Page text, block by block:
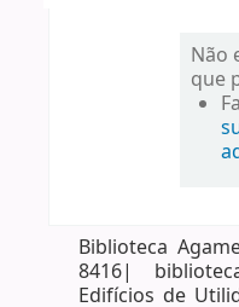
Não
que
Biblioteca
8416|
Edifícios de